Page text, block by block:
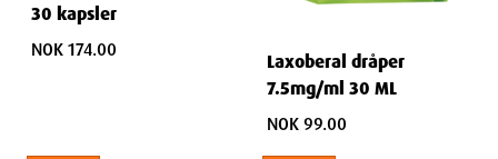
30 kapsler
NOK 174.00
Laxoberal dråper
7.5mg/ml 30 ML
NOK 99.00